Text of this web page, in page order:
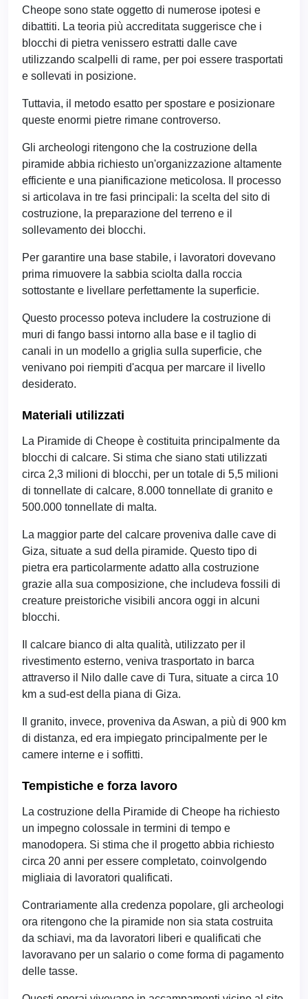
Cheope sono state oggetto di numerose ipotesi e
dibattiti. La teoria più accreditata suggerisce che i
blocchi di pietra venissero estratti dalle cave
utilizzando scalpelli di rame, per poi essere trasportati
e sollevati in posizione.
Tuttavia, il metodo esatto per spostare e posizionare
queste enormi pietre rimane controverso.
Gli archeologi ritengono che la costruzione della
piramide abbia richiesto un'organizzazione altamente
efficiente e una pianificazione meticolosa. Il processo
si articolava in tre fasi principali: la scelta del sito di
costruzione, la preparazione del terreno e il
sollevamento dei blocchi.
Per garantire una base stabile, i lavoratori dovevano
prima rimuovere la sabbia sciolta dalla roccia
sottostante e livellare perfettamente la superficie.
Questo processo poteva includere la costruzione di
muri di fango bassi intorno alla base e il taglio di
canali in un modello a griglia sulla superficie, che
venivano poi riempiti d'acqua per marcare il livello
desiderato.
Materiali utilizzati
La Piramide di Cheope è costituita principalmente da
blocchi di calcare. Si stima che siano stati utilizzati
circa 2,3 milioni di blocchi, per un totale di 5,5 milioni
di tonnellate di calcare, 8.000 tonnellate di granito e
500.000 tonnellate di malta.
La maggior parte del calcare proveniva dalle cave di
Giza, situate a sud della piramide. Questo tipo di
pietra era particolarmente adatto alla costruzione
grazie alla sua composizione, che includeva fossili di
creature preistoriche visibili ancora oggi in alcuni
blocchi.
Il calcare bianco di alta qualità, utilizzato per il
rivestimento esterno, veniva trasportato in barca
attraverso il Nilo dalle cave di Tura, situate a circa 10
km a sud-est della piana di Giza.
Il granito, invece, proveniva da Aswan, a più di 900 km
di distanza, ed era impiegato principalmente per le
camere interne e i soffitti.
Tempistiche e forza lavoro
La costruzione della Piramide di Cheope ha richiesto
un impegno colossale in termini di tempo e
manodopera. Si stima che il progetto abbia richiesto
circa 20 anni per essere completato, coinvolgendo
migliaia di lavoratori qualificati.
Contrariamente alla credenza popolare, gli archeologi
ora ritengono che la piramide non sia stata costruita
da schiavi, ma da lavoratori liberi e qualificati che
lavoravano per un salario o come forma di pagamento
delle tasse.